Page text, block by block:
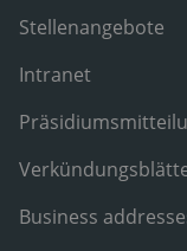
Stellenangebote
Intranet
Business